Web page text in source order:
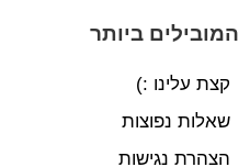
המובילים ביותר
קצת עלינו :)
שאלות נפוצות
הצהרת נגישות